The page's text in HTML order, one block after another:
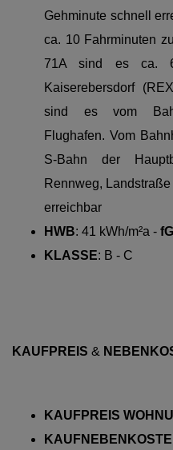
Gehminute schnell
ca. 10 Fahrminuten
71A sind es ca. 6
Kaiserebersdorf
sind es vom
Flughafen. Vom
S-Bahn der
Rennweg,
erreichbar
HWB: 41 kWh/m²a -
KLASSE: B - C
KAUFPREIS &
KAUFPREIS